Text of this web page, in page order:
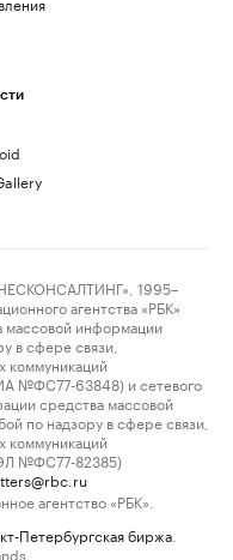
1995–
агентства «РБК»
массовой информации
в сфере связи,
коммуникаций
№ФС77-63848) и сетевого
средства массовой
по надзору в сфере связи,
коммуникаций
№ФС77-82385)
агентство «РБК».
Петербургская биржа